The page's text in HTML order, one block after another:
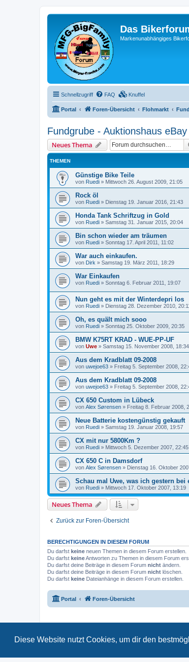
Diese Website nutzt Cookies, um dir den
Das
Markenunabhängiges
Schnellzugriff FAQ Knuffel
Portal Foren-Übersicht Flohmarkt
Fundgrube - Auktionshaus
Neues Thema
THEMEN
Günstige Bike Teile
von Ruedi » Mittwoch 26. August 2009, 21:05
Rock öl
von Ruedi » Dienstag 19. Januar 2016, 21:43
Honda Tank Schriftzug in Gold
von Ruedi » Samstag 31. Januar 2015, 20:04
Bin schon wieder am träumen
von Ruedi » Sonntag 17. April 2011, 11:02
War auch einkaufen.
von Dirk » Samstag 19. März 2011, 18:29
War Einkaufen
von Ruedi » Sonntag 6. Februar 2011, 19:07
Nun geht es mit der Winterdepri los
von Ruedi » Dienstag 28. Dezember 2010,
Oh, es quält mich sooo
von Ruedi » Sonntag 25. Oktober 2009, 20:35
BMW K75RT KRAD - WUE-PP-UF
von Uwe » Samstag 15. November 2008, 18:34
Aus dem Kradblatt 09-2008
von uwejoe63 » Freitag 5. September 2008,
Aus dem Kradblatt 09-2008
von uwejoe63 » Freitag 5. September 2008,
CX 650 Custom in Lübeck
von Alex Sørensen » Freitag 8. Februar 2008,
Neue Batterie kostengünstig gekauft
von Ruedi » Samstag 19. Januar 2008, 19:57
CX mit nur 5800Km ?
von Ruedi » Mittwoch 5. Dezember 2007, 22:45
CX 650 C in Damsdorf
von Alex Sørensen » Dienstag 16. Oktober
Schau mal Uwe, was ich gestern bei
von Ruedi » Mittwoch 17. Oktober 2007, 13:19
Neues Thema
Zurück zur Foren-Übersicht
BERECHTIGUNGEN IN DIESEM FORUM
Du darfst keine neuen Themen in diesem Forum erstellen.
Du darfst keineAntworten zu Themen in diesem Forum
Du darfst deine Beiträge in diesem Forum nicht ändern.
Du darfst deine Beiträge in diesem Forum nicht löschen.
Du darfst keine Dateianhänge in diesem Forum erstellen.
Portal Foren-Übersicht